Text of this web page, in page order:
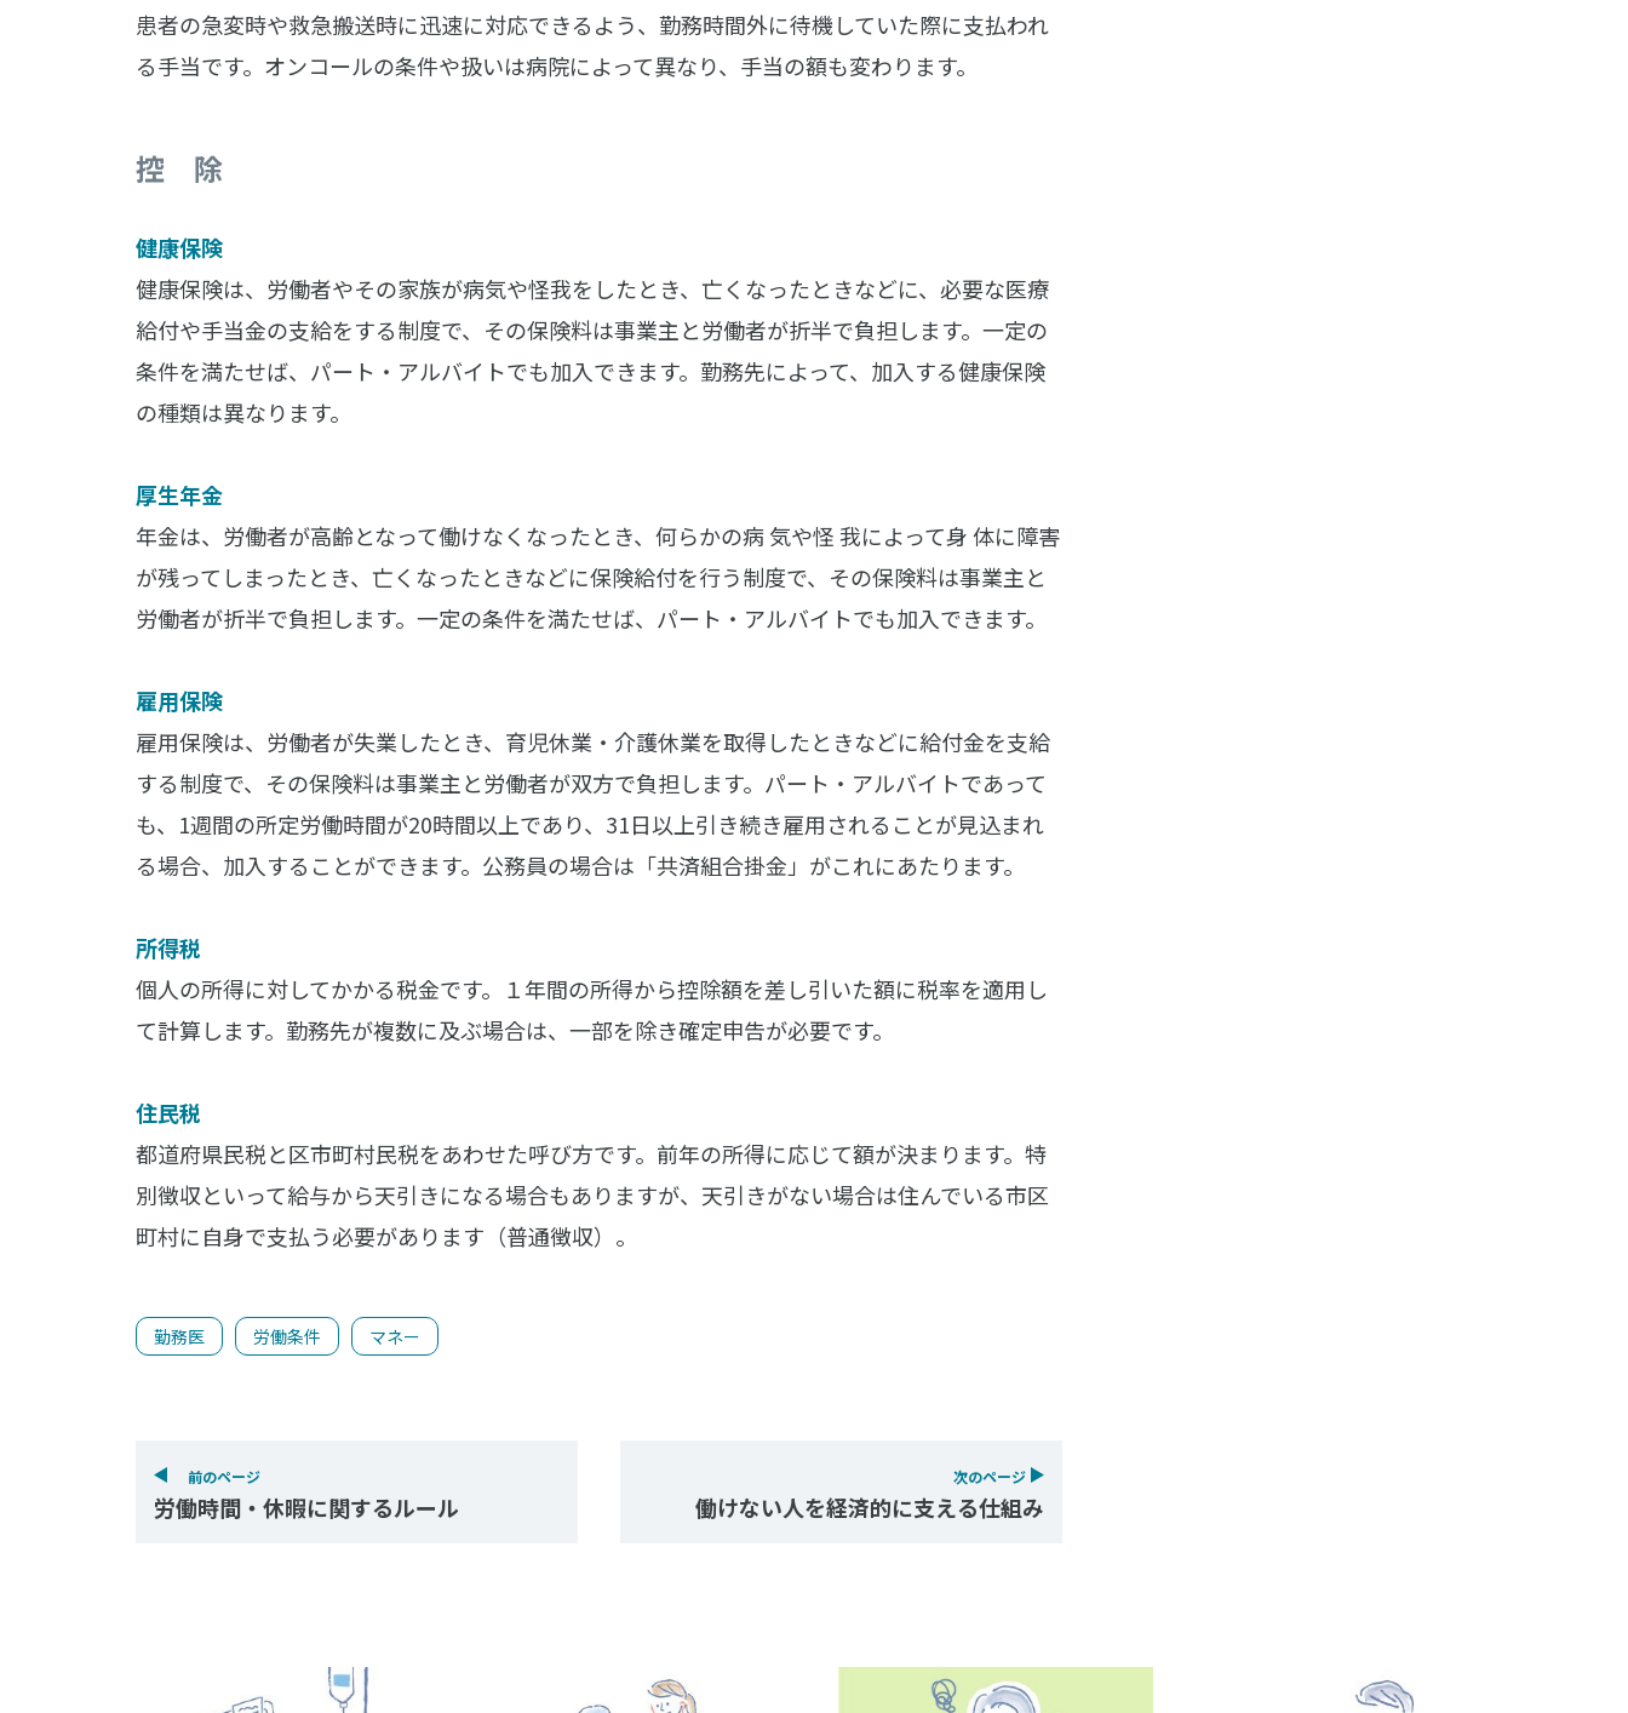
患者の急変時や救急搬送時に迅速に対応できるよう、勤務時間外に待機していた際に支払われ
る手当です。オンコールの条件や扱いは病院によって異なり、手当の額も変わります。
控 除
健康保険
健康保険は、労働者やその家族が病気や怪我をしたとき、亡くなったときなどに、必要な医療
給付や手当金の支給をする制度で、その保険料は事業主と労働者が折半で負担します。一定の
条件を満たせば、パート・アルバイトでも加入できます。勤務先によって、加入する健康保険
の種類は異なります。
厚生年金
年金は、労働者が高齢となって働けなくなったとき、何らかの病 気や怪 我によって身 体に障害
が残ってしまったとき、亡くなったときなどに保険給付を行う制度で、その保険料は事業主と
労働者が折半で負担します。一定の条件を満たせば、パート・アルバイトでも加入できます。
雇用保険
雇用保険は、労働者が失業したとき、育児休業・介護休業を取得したときなどに給付金を支給
する制度で、その保険料は事業主と労働者が双方で負担します。パート・アルバイトであって
も、1週間の所定労働時間が20時間以上であり、31日以上引き続き雇用されることが見込まれ
る場合、加入することができます。公務員の場合は「共済組合掛金」がこれにあたります。
所得税
個人の所得に対してかかる税金です。１年間の所得から控除額を差し引いた額に税率を適用し
て計算します。勤務先が複数に及ぶ場合は、一部を除き確定申告が必要です。
住民税
都道府県民税と区市町村民税をあわせた呼び方です。前年の所得に応じて額が決まります。特
別徴収といって給与から天引きになる場合もありますが、天引きがない場合は住んでいる市区
町村に自身で支払う必要があります（普通徴収）。
勤務医 労働条件 マネー
前のページ
労働時間・休暇に関するルール
次のページ
働けない人を経済的に支える仕組み